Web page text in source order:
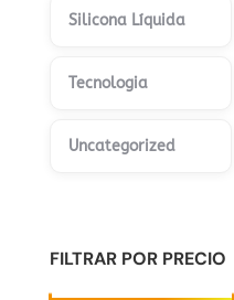
Silicona Líquida
Tecnologia
Uncategorized
FILTRAR POR PRECIO